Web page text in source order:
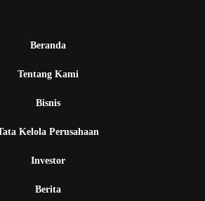
Beranda
Tentang Kami
Bisnis
Kelola Perusahaan
Investor
Berita